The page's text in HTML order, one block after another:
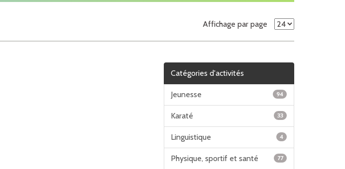
Affichage par page
Catégories d'activités
Jeunesse 94
Karaté 33
Linguistique 4
Physique, sportif et santé 77